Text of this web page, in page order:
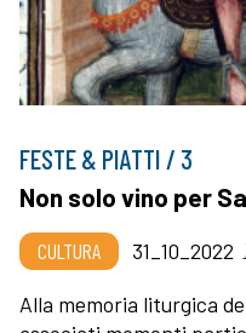
FESTE & PIATTI / 3
Non solo vino per
CULTURA 31_10_2022
Alla memoria liturgica